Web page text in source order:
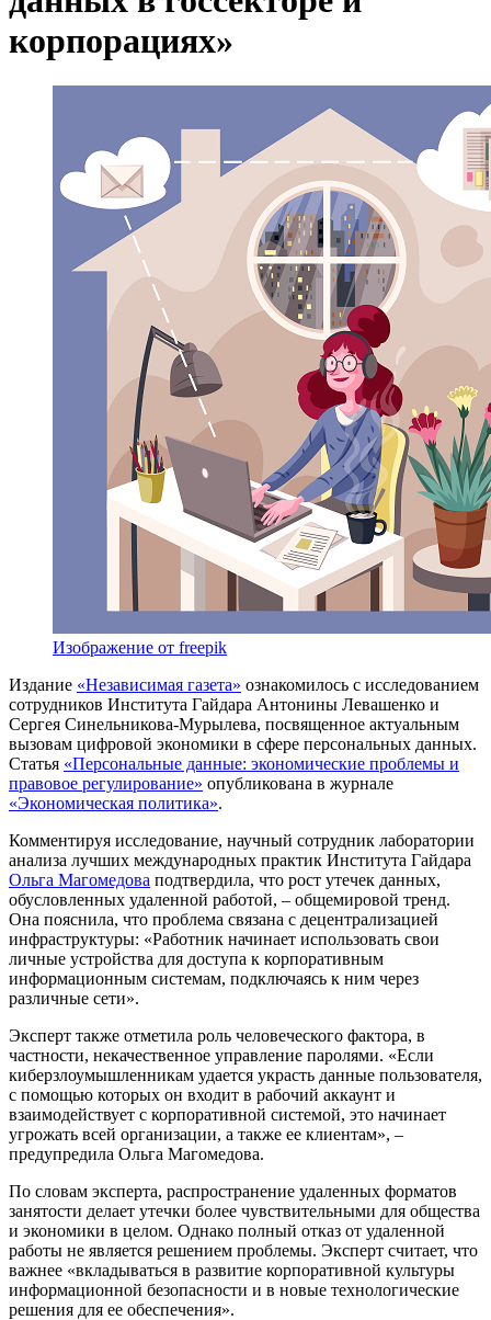
корпорациях»
Изображение от freepik
Издание «Независимая газета» ознакомилось c исследованием
сотрудников Института Гайдара Антонины Левашенко и
Сергея Синельникова-Мурылева, посвященное актуальным
вызовам цифровой экономики в сфере персональных данных.
Статья «Персональные данные: экономические проблемы и
правовое регулирование» опубликована в журнале
«Экономическая политика».
Комментируя исследование, научный сотрудник лаборатории
анализа лучших международных практик Института Гайдара
Ольга Магомедова подтвердила, что рост утечек данных,
обусловленных удаленной работой, – общемировой тренд.
Она пояснила, что проблема связана с децентрализацией
инфраструктуры: «Работник начинает использовать свои
личные устройства для доступа к корпоративным
информационным системам, подключаясь к ним через
различные сети».
Эксперт также отметила роль человеческого фактора, в
частности, некачественное управление паролями. «Если
киберзлоумышленникам удается украсть данные пользователя,
с помощью которых он входит в рабочий аккаунт и
взаимодействует с корпоративной системой, это начинает
угрожать всей организации, а также ее клиентам», –
предупредила Ольга Магомедова.
По словам эксперта, распространение удаленных форматов
занятости делает утечки более чувствительными для общества
и экономики в целом. Однако полный отказ от удаленной
работы не является решением проблемы. Эксперт считает, что
важнее «вкладываться в развитие корпоративной культуры
информационной безопасности и в новые технологические
решения для ее обеспечения».